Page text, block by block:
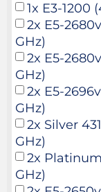
1x E3-1200
2x E5-
GHz)
2x E5-
GHz)
2x E5-
GHz)
2x Silver
GHz)
2x Platinum
GHz)